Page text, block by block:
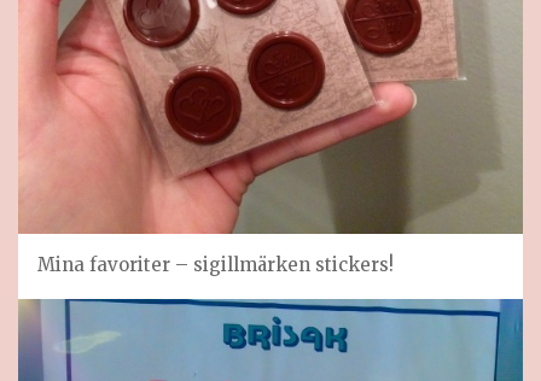
Mina favoriter – sigillmärken stickers!